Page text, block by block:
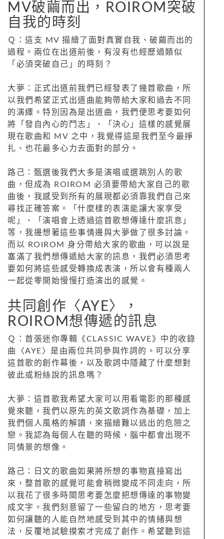
MV破繭而出，ROIROM突破
自我的時刻
Ｑ：這支 MV 描繪了面對真實自我、破繭而出的
過程。兩位在出道前後，有沒有也經歷過類似
「必須突破自己」的時刻？
大夢：正式出道前我們已經發表了幾首歌曲，所
以我們希望正式出道曲能夠帶給大家和過去不同
的演繹。特別因為是出道曲，我們便思考要如何
將「發自內心的鬥志」、「決心」這樣的感覺展
現在歌曲和 MV 之中，我覺得這是我們至今最掙
扎、也花最多心力去面對的部分。
路己：甄選後我們大多是演唱或選跳別人的歌
曲，但成為 ROIROM 必須要帶給大家自己的歌
曲後，我感受到所有的展現都必須靠我們自己來
尋找正確答案。「什麼樣的表演能讓大家享受
呢」、「演唱會上透過這首歌想傳達什麼訊息」
等，我邊想著這些事情邊與大夢做了很多討論。
而以 ROIROM 身分帶給大家的歌曲，可以說是
塞滿了我們想傳遞給大家的訊息，我們必須思考
要如何將這些感受轉換成表演，所以會有種兩人
一起從零開始慢慢打造演出的感覺。
共同創作〈AYE〉，
ROIROM想傳遞的訊息
Ｑ：首張迷你專輯《CLASSIC WAVE》中的收錄
曲〈AYE〉是由兩位共同參與作詞的。可以分享
這首歌的創作幕後，以及歌詞中隱藏了什麼想對
彼此或粉絲說的訊息嗎？
大夢：這首歌我希望大家可以用看電影的那種感
覺來聽，我們以原先的英文歌詞作為基礎，加上
我們個人風格的解讀，來描繪難以逃出的危險之
戀。我認為每個人在聽的時候，腦中都會出現不
同情景的想像。
路己：日文的歌曲如果將所想的事物直接寫出
來，整首歌的感覺可能會稍微變成不同走向，所
以我花了很多時間思考要怎麼把想傳達的事物變
成文字。我們刻意留了一些留白的地方，思考要
如何讓聽的人能自然地感受到其中的情緒與想
法，反覆地試驗摸索才完成了創作。希望聽到這